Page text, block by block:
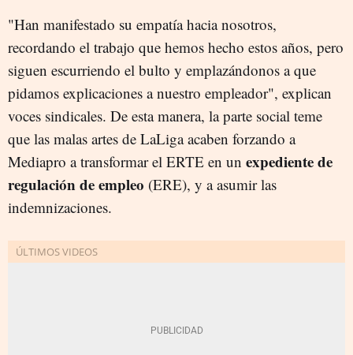
"Han manifestado su empatía hacia nosotros,
recordando el trabajo que hemos hecho estos años, pero
siguen escurriendo el bulto y emplazándonos a que
pidamos explicaciones a nuestro empleador", explican
voces sindicales. De esta manera, la parte social teme
que las malas artes de LaLiga acaben forzando a
Mediapro a transformar el ERTE en un expediente de
regulación de empleo (ERE), y a asumir las
indemnizaciones.